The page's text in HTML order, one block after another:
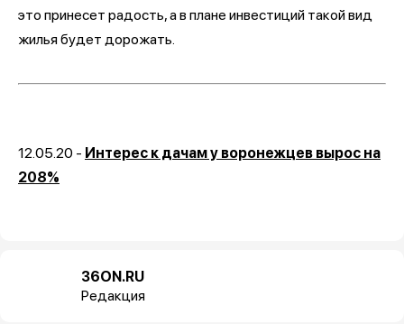
это принесет радость, а в плане инвестиций такой вид
жилья будет дорожать.
12.05.20 - Интерес к дачам у воронежцев вырос на
208%
36ON.RU
Редакция